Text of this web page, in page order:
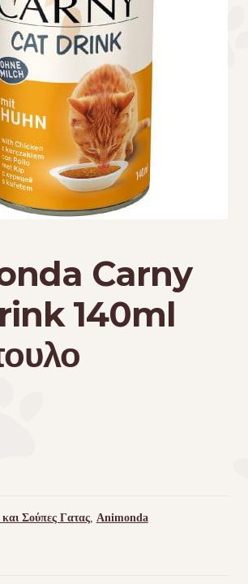
Υγιεινής
Carny
140ml
Σούπες Γατας, Animonda